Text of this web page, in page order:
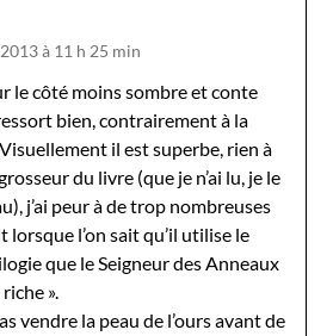
à 11 h 25 min
le côté moins sombre et conte
bien, contrairement à la
il est superbe, rien à
du livre (que je n’ai lu, je le
j’ai peur à de trop nombreuses
lorsque l’on sait qu’il utilise le
que le Seigneur des Anneaux
».
vendre la peau de l’ours avant de